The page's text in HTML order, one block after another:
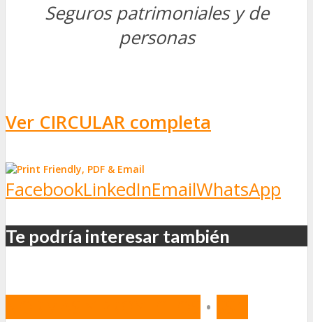
Seguros patrimoniales y de
personas
Ver CIRCULAR completa
FacebookLinkedInEmailWhatsApp
Te podría interesar también
•